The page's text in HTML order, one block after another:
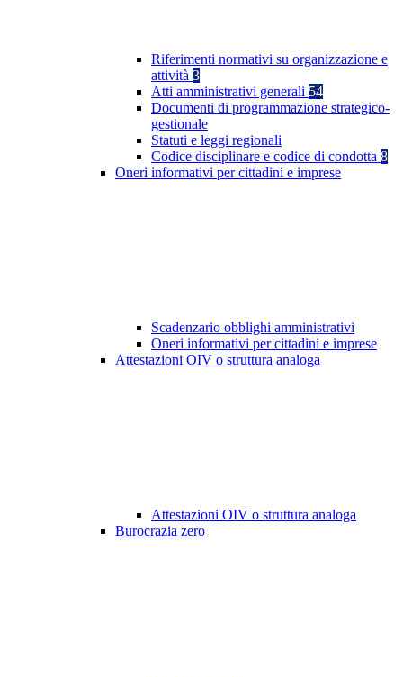
Riferimenti normativi su organizzazione e
attività 3
Atti amministrativi generali 54
Documenti di programmazione strategico-
gestionale
Statuti e leggi regionali
Codice disciplinare e codice di condotta 8
Oneri informativi per cittadini e imprese
Scadenzario obblighi amministrativi
Oneri informativi per cittadini e imprese
Attestazioni OIV o struttura analoga
Attestazioni OIV o struttura analoga
Burocrazia zero